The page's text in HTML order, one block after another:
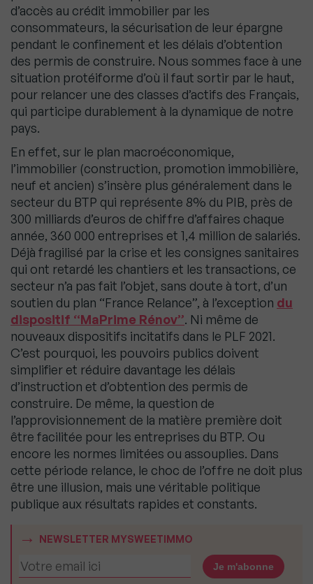
d’accès au crédit immobilier par les
consommateurs, la sécurisation de leur épargne
pendant le confinement et les délais d’obtention
des permis de construire. Nous sommes face à une
situation protéiforme d’où il faut sortir par le haut,
pour relancer une des classes d’actifs des Français,
qui participe durablement à la dynamique de notre
pays.
En effet, sur le plan macroéconomique,
l’immobilier (construction, promotion immobilière,
neuf et ancien) s’insère plus généralement dans le
secteur du BTP qui représente 8% du PIB, près de
300 milliards d’euros de chiffre d’affaires chaque
année, 360 000 entreprises et 1,4 million de salariés.
Déjà fragilisé par la crise et les consignes sanitaires
qui ont retardé les chantiers et les transactions, ce
secteur n’a pas fait l’objet, sans doute à tort, d’un
soutien du plan “France Relance”, à l’exception du
dispositif “MaPrime Rénov”. Ni même de
nouveaux dispositifs incitatifs dans le PLF 2021.
C’est pourquoi, les pouvoirs publics doivent
simplifier et réduire davantage les délais
d’instruction et d’obtention des permis de
construire. De même, la question de
l’approvisionnement de la matière première doit
être facilitée pour les entreprises du BTP. Ou
encore les normes limitées ou assouplies. Dans
cette période relance, le choc de l’offre ne doit plus
être une illusion, mais une véritable politique
publique aux résultats rapides et constants.
NEWSLETTER MYSWEETIMMO